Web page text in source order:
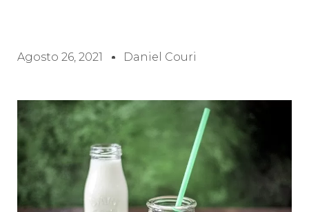
Agosto 26, 2021 Daniel Couri